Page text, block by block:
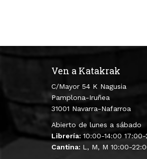
Ven a Katakrak
C/Mayor 54 K Nagusia
Pamplona-Iruñea
31001 Navarra-Nafarroa
Abierto de lunes a sábado
Librería: 10:00-14:00
Cantina: L, M, M 10:00-